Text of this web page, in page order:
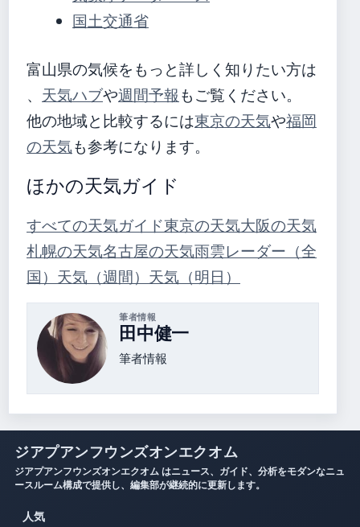
国土交通省
富山県の気候をもっと詳しく知りたい方は
、 天気ハブや週間予報もご覧ください。
他の地域と比較するには東京の天気や福岡
の天気も参考になります。
ほかの天気ガイド
すべての天気ガイド東京の天気大阪の天気
札幌の天気名古屋の天気雨雲レーダー（全
国） 天気（週間） 天気（明日）
筆者情報
田中健一
筆者情報
ジアプアンフウンズオンエクオム
ジアプアンフウンズオンエクオム はニュース、ガイド、分析をモダンなニュ
ースルーム構成で提供し、編集部が継続的に更新します。
人気